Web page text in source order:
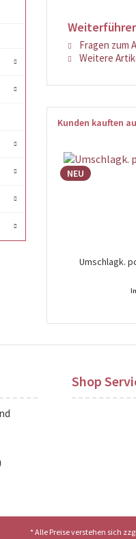
Fragen zum
Weitere
Kunden kauften
NEU
Umschlagk.
Preise
Shop
* Alle Preise verstehen sich